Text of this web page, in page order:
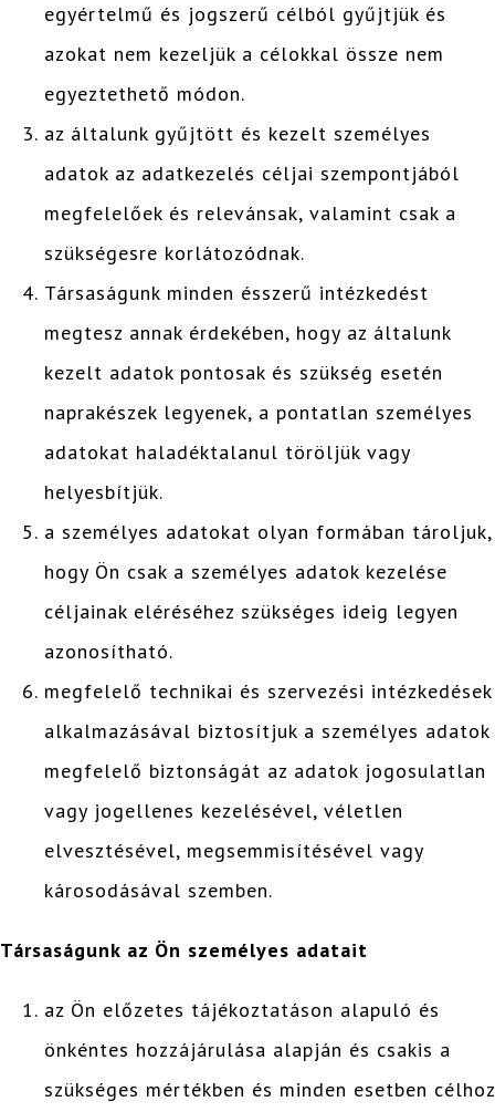
egyértelmű és jogszerű célból gyűjtjük és
azokat nem kezeljük a célokkal össze nem
egyeztethető módon.
az általunk gyűjtött és kezelt személyes
adatok az adatkezelés céljai szempontjából
megfelelőek és relevánsak, valamint csak a
szükségesre korlátozódnak.
Társaságunk minden ésszerű intézkedést
megtesz annak érdekében, hogy az általunk
kezelt adatok pontosak és szükség esetén
naprakészek legyenek, a pontatlan személyes
adatokat haladéktalanul töröljük vagy
helyesbítjük.
a személyes adatokat olyan formában tároljuk,
hogy Ön csak a személyes adatok kezelése
céljainak eléréséhez szükséges ideig legyen
azonosítható.
megfelelő technikai és szervezési intézkedések
alkalmazásával biztosítjuk a személyes adatok
megfelelő biztonságát az adatok jogosulatlan
vagy jogellenes kezelésével, véletlen
elvesztésével, megsemmisítésével vagy
károsodásával szemben.
Társaságunk az Ön személyes adatait
az Ön előzetes tájékoztatáson alapuló és
önkéntes hozzájárulása alapján és csakis a
szükséges mértékben és minden esetben célhoz